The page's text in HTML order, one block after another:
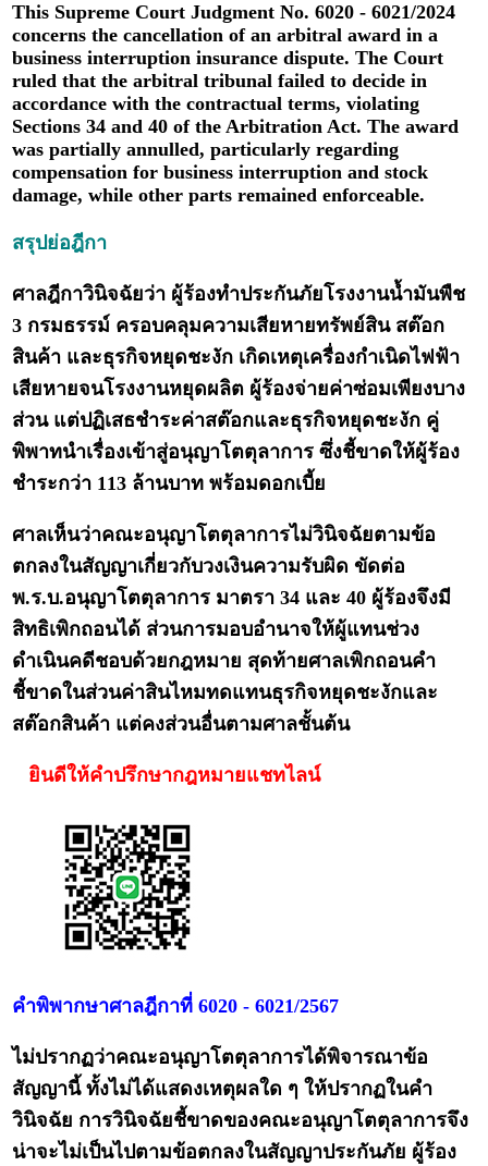
This Supreme Court Judgment No. 6020 - 6021/2024
concerns the cancellation of an arbitral award in a
business interruption insurance dispute. The Court
ruled that the arbitral tribunal failed to decide in
accordance with the contractual terms, violating
Sections 34 and 40 of the Arbitration Act. The award
was partially annulled, particularly regarding
compensation for business interruption and stock
damage, while other parts remained enforceable.
สรุปย่อฎีกา
ศาลฎีกาวินิจฉัยว่า ผู้ร้องทำประกันภัยโรงงานน้ำมันพืช
3 กรมธรรม์ ครอบคลุมความเสียหายทรัพย์สิน สต๊อก
สินค้า และธุรกิจหยุดชะงัก เกิดเหตุเครื่องกำเนิดไฟฟ้า
เสียหายจนโรงงานหยุดผลิต ผู้ร้องจ่ายค่าซ่อมเพียงบาง
ส่วน แต่ปฏิเสธชำระค่าสต๊อกและธุรกิจหยุดชะงัก คู่
พิพาทนำเรื่องเข้าสู่อนุญาโตตุลาการ ซึ่งชี้ขาดให้ผู้ร้อง
ชำระกว่า 113 ล้านบาท พร้อมดอกเบี้ย
ศาลเห็นว่าคณะอนุญาโตตุลาการไม่วินิจฉัยตามข้อ
ตกลงในสัญญาเกี่ยวกับวงเงินความรับผิด ขัดต่อ
พ.ร.บ.อนุญาโตตุลาการ มาตรา 34 และ 40 ผู้ร้องจึงมี
สิทธิเพิกถอนได้ ส่วนการมอบอำนาจให้ผู้แทนช่วง
ดำเนินคดีชอบด้วยกฎหมาย สุดท้ายศาลเพิกถอนคำ
ชี้ขาดในส่วนค่าสินไหมทดแทนธุรกิจหยุดชะงักและ
สต๊อกสินค้า แต่คงส่วนอื่นตามศาลชั้นต้น
ยินดีให้คำปรึกษากฎหมายแชทไลน์
คำพิพากษาศาลฎีกาที่ 6020 - 6021/2567
ไม่ปรากฏว่าคณะอนุญาโตตุลาการได้พิจารณาข้อ
สัญญานี้ ทั้งไม่ได้แสดงเหตุผลใด ๆ ให้ปรากฏในคำ
วินิจฉัย การวินิจฉัยชี้ขาดของคณะอนุญาโตตุลาการจึง
น่าจะไม่เป็นไปตามข้อตกลงในสัญญาประกันภัย ผู้ร้อง